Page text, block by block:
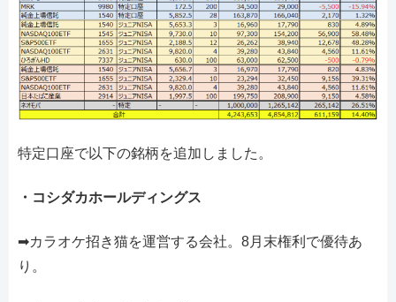
特定口座で以下の銘柄を追加しました。
・コシダカホールディングス
➡カラオケ招き猫を運営する会社。8月末権利で優待あ
り。